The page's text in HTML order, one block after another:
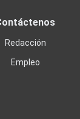
Redacción
Empleo